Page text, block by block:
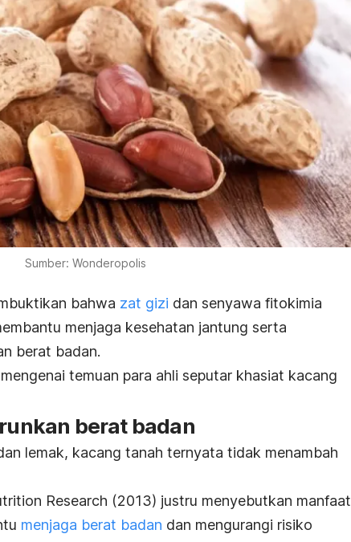
Sumber: Wonderopolis
bahwa zat gizi dan senyawa fitokimia
menjaga kesehatan jantung serta
berat badan.
temuan para ahli seputar khasiat kacang
berat badan
lemak, kacang tanah ternyata tidak menambah
Research (2013) justru menyebutkan manfaat
menjaga berat badan dan mengurangi risiko